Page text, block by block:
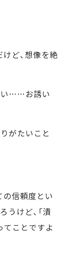
ど、想像を絶
い……お誘い
がたいこと
信頼度とい
うけど、「潰
てことですよ